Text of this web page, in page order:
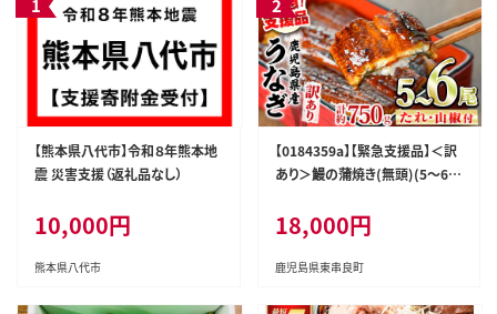
【熊本県八代市】令和８年熊本地
震 災害支援（返礼品なし）
10,000円
熊本県八代市
【0184359a】【緊急支援品】＜訳
あり＞鰻の蒲焼き(無頭)(5～6
なぎ ウナギ 鰻 国産 蒲焼 蒲焼き
たれ 鹿児島 ふるさと 人気 支援
【アクアおおすみ】
18,000円
鹿児島県東串良町